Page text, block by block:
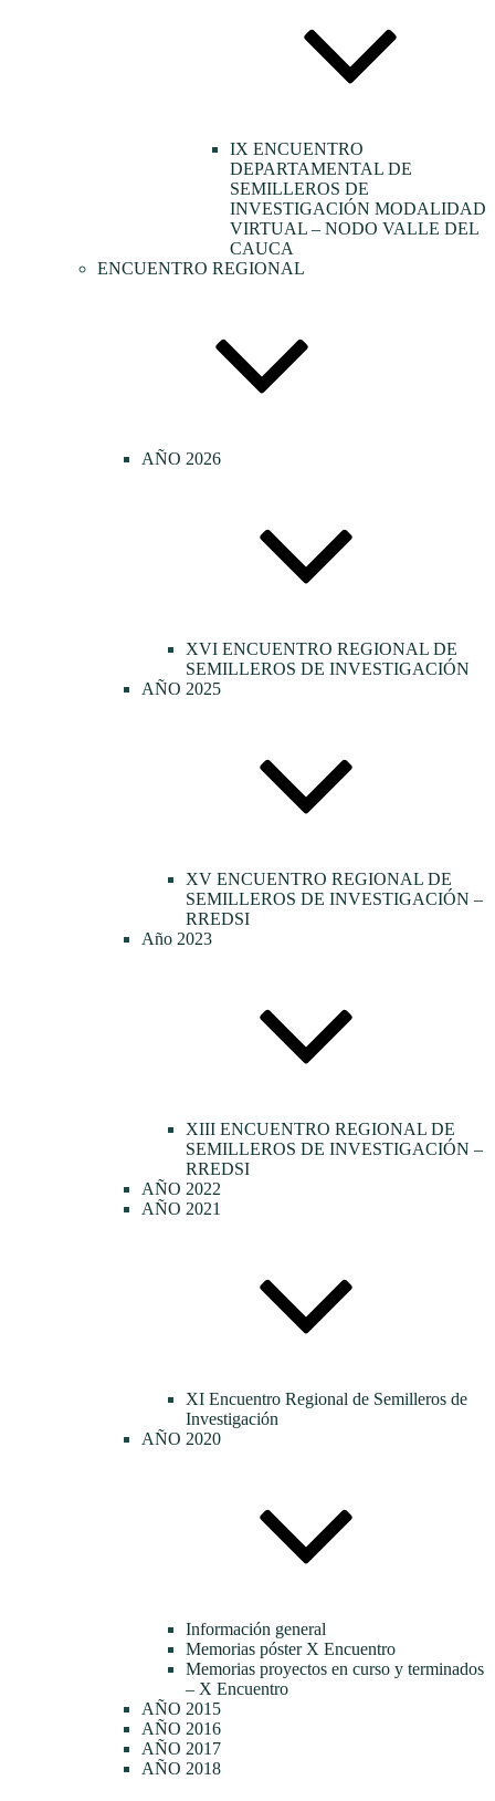
IX ENCUENTRO
DEPARTAMENTAL DE
SEMILLEROS DE
INVESTIGACIÓN MODALIDAD
VIRTUAL – NODO VALLE DEL
CAUCA
ENCUENTRO REGIONAL
AÑO 2026
XVI ENCUENTRO REGIONAL DE
SEMILLEROS DE INVESTIGACIÓN
AÑO 2025
XV ENCUENTRO REGIONAL DE
SEMILLEROS DE INVESTIGACIÓN –
RREDSI
Año 2023
XIII ENCUENTRO REGIONAL DE
SEMILLEROS DE INVESTIGACIÓN –
RREDSI
AÑO 2022
AÑO 2021
XI Encuentro Regional de Semilleros de
Investigación
AÑO 2020
Información general
Memorias póster X Encuentro
Memorias proyectos en curso y terminados
– X Encuentro
AÑO 2015
AÑO 2016
AÑO 2017
AÑO 2018